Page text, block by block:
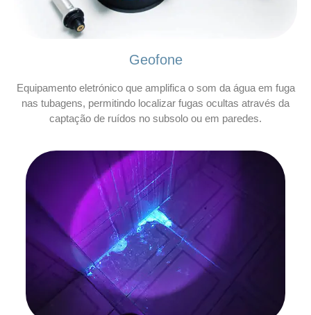
Geofone
Equipamento eletrónico que amplifica o som da água em fuga
nas tubagens, permitindo localizar fugas ocultas através da
captação de ruídos no subsolo ou em paredes.